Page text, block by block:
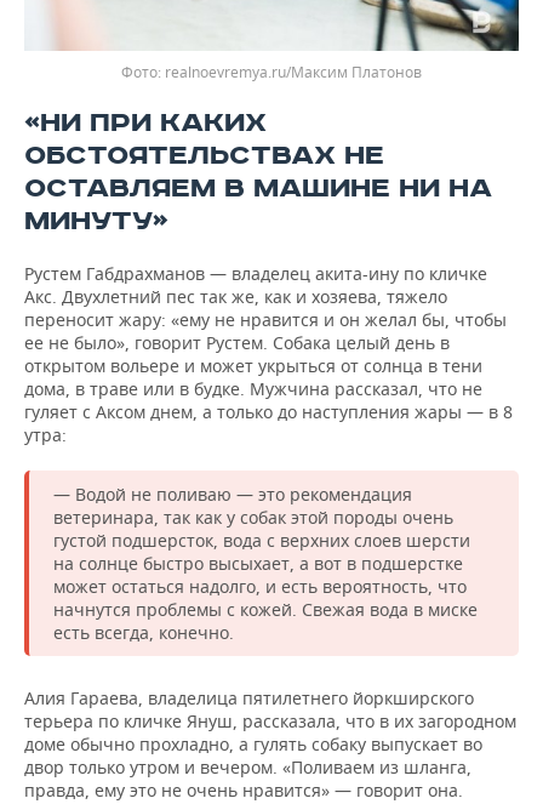
realnoevremya.ru/Максим Платонов
«НИ ПРИ КАКИХ
ОБСТОЯТЕЛЬСТВАХ НЕ
ОСТАВЛЯЕМ В МАШИНЕ НИ НА
МИНУТУ»
Рустем Габдрахманов — владелец акита-ину по кличке
Акс. Двухлетний пес так же, как и хозяева, тяжело
переносит жару: «ему не нравится и он желал бы, чтобы
ее не было», говорит Рустем. Собака целый день в
открытом вольере и может укрыться от солнца в тени
дома, в траве или в будке. Мужчина рассказал, что не
гуляет с Аксом днем, а только до наступления жары — в 8
утра:
— Водой не поливаю — это рекомендация
ветеринара, так как у собак этой породы очень
густой подшерсток, вода с верхних слоев шерсти
на солнце быстро высыхает, а вот в подшерстке
может остаться надолго, и есть вероятность, что
начнутся проблемы с кожей. Свежая вода в миске
есть всегда, конечно.
Алия Гараева, владелица пятилетнего йоркширского
терьера по кличке Януш, рассказала, что в их загородном
доме обычно прохладно, а гулять собаку выпускает во
двор только утром и вечером. «Поливаем из шланга,
правда, ему это не очень нравится» — говорит она.